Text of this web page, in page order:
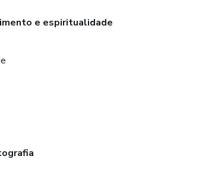
e espiritualidade